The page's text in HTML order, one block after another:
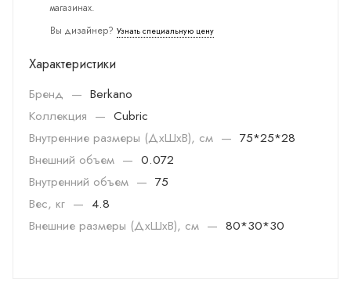
магазинах.
Вы дизайнер? Узнать специальную цену
Характеристики
Бренд — Berkano
Коллекция — Cubric
Внутренние размеры (ДхШхВ), см — 75*25*28
Внешний объем — 0.072
Внутренний объем — 75
Вес, кг — 4.8
Внешние размеры (ДхШхВ), см — 80*30*30